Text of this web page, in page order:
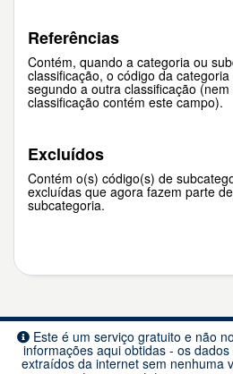
Referências
Contém, quando a categoria ou
classificação, o código da
segundo a outra classificação
classificação contém este campo).
Excluídos
Contém o(s) código(s) de
excluídas que agora fazem parte
subcategoria.
Este é um serviço gratuito e não
informações aqui obtidas - os
extraídos da internet sem nenhuma